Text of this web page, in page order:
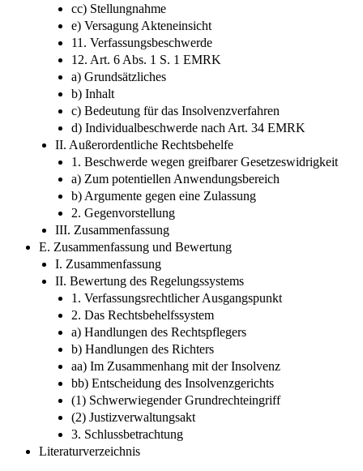
cc) Stellungnahme
e) Versagung Akteneinsicht
11. Verfassungsbeschwerde
12. Art. 6 Abs. 1 S. 1 EMRK
a) Grundsätzliches
b) Inhalt
c) Bedeutung für das Insolvenzverfahren
d) Individualbeschwerde nach Art. 34 EMRK
II. Außerordentliche Rechtsbehelfe
1. Beschwerde wegen greifbarer Gesetzeswidrigkeit
a) Zum potentiellen Anwendungsbereich
b) Argumente gegen eine Zulassung
2. Gegenvorstellung
III. Zusammenfassung
E. Zusammenfassung und Bewertung
I. Zusammenfassung
II. Bewertung des Regelungssystems
1. Verfassungsrechtlicher Ausgangspunkt
2. Das Rechtsbehelfssystem
a) Handlungen des Rechtspflegers
b) Handlungen des Richters
aa) Im Zusammenhang mit der Insolvenz
bb) Entscheidung des Insolvenzgerichts
(1) Schwerwiegender Grundrechteingriff
(2) Justizverwaltungsakt
3. Schlussbetrachtung
Literaturverzeichnis